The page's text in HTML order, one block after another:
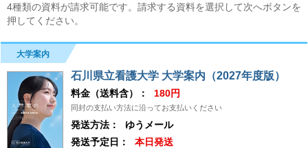
4種類の資料が請求可能です。請求する資料を選択して次へボタンを
押してください。
大学案内
石川県立看護大学 大学案内（2027年度版）
料金（送料含）： 180円
同封の支払い方法に沿ってお支払いください
発送方法：
ゆうメール
発送予定日：
本日発送